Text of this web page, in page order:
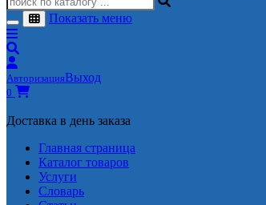
Показать меню
АвторизацияВыход
0
Доставка в день заказа
Главная страница
Каталог товаров
Услуги
Словарь